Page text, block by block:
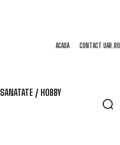
ACASA CONTACT UAR.RO
SANATATE / HOBBY